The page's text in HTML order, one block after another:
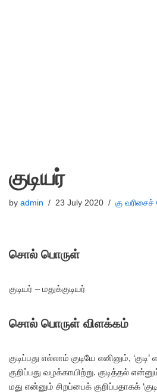
குடியர்
by admin 23 July 2020 கு
சொல் பொருள்
குடியர் – மதுக்குடியர்
சொல் பொருள் விளக்கம்
குடிப்பது எல்லாம் குடியே எனினும்,
குறிப்பது வழக்காயிற்று. குடித்தல்
மது என்னும் சிறப்பைக் குறிப்பதாகக்